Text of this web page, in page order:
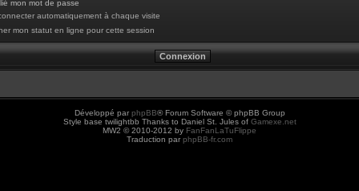
mon mot de passe
automatiquement à chaque visite
mon statut en ligne pour cette session
Développé par phpBB® Forum Software © phpBB Group
Style base twilightbb Thanks to Daniel St. Jules of Gamexe.net
MW2 © 2010-2012 by FanFanLaTuFlippe
Traduction par phpBB-fr.com